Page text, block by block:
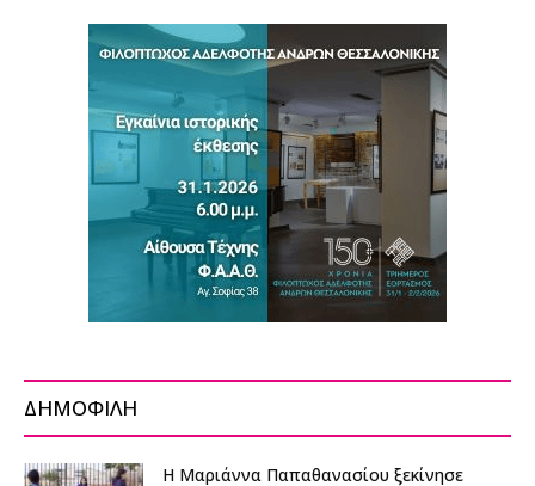
ΔΗΜΟΦΙΛΗ
Η Μαριάννα Παπαθανασίου ξεκίνησε